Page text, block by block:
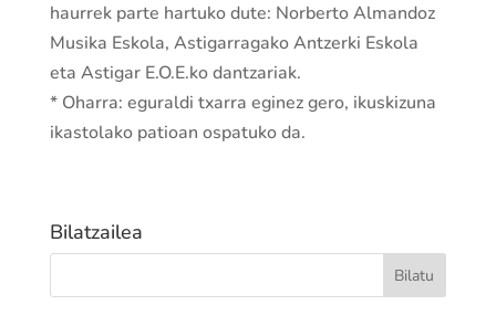
haurrek parte hartuko dute: Norberto Almandoz
Musika Eskola, Astigarragako Antzerki Eskola
eta Astigar E.O.E.ko dantzariak.
* Oharra: eguraldi txarra eginez gero, ikuskizuna
ikastolako patioan ospatuko da.
Bilatzailea